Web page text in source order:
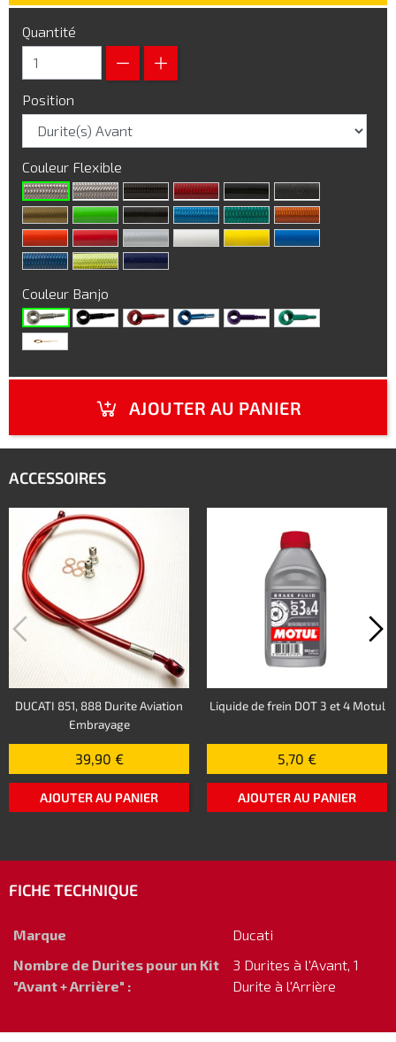
Quantité
Position
Couleur Flexible
Couleur Banjo
AJOUTER AU PANIER
ACCESSOIRES
DUCATI 851, 888 Durite Aviation
Embrayage
39,90 €
AJOUTER AU PANIER
Liquide de frein DOT 3 et 4 Motul
5,70 €
AJOUTER AU PANIER
FICHE TECHNIQUE
Marque
Ducati
Nombre de Durites pour un Kit
"Avant + Arrière" :
3 Durites à l'Avant, 1
Durite à l'Arrière